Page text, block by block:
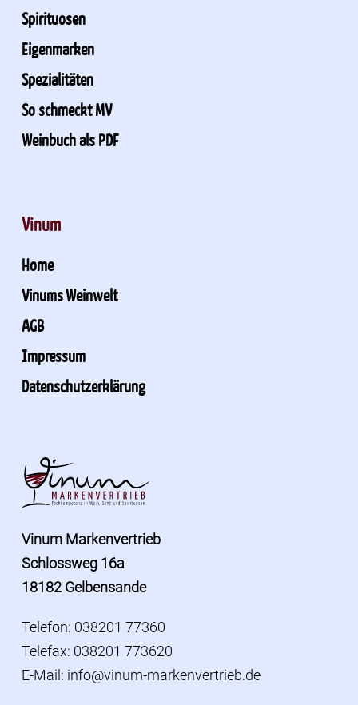
Spirituosen
Eigenmarken
Spezialitäten
So schmeckt MV
Weinbuch als PDF
Vinum
Home
Vinums Weinwelt
AGB
Impressum
Datenschutzerklärung
Vinum Markenvertrieb
Schlossweg 16a
18182 Gelbensande
Telefon: 038201 77360
Telefax: 038201 773620
E-Mail: info@vinum-markenvertrieb.de